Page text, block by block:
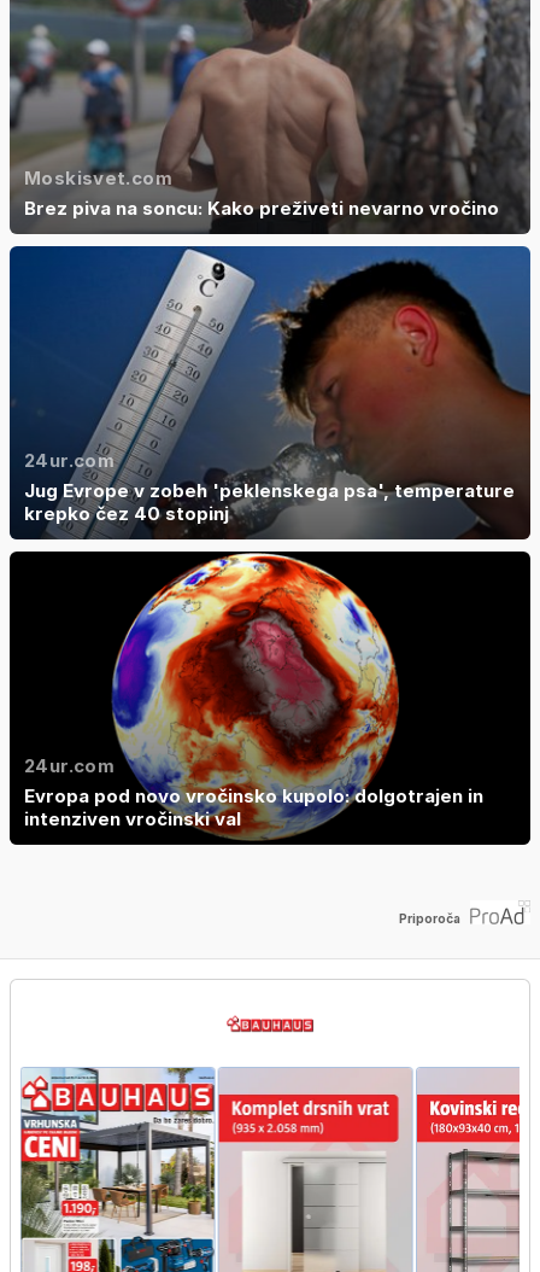
Moskisvet.com
Brez piva na soncu: Kako preživeti nevarno vročino
24ur.com
Jug Evrope v zobeh 'peklenskega psa', temperature
krepko čez 40 stopinj
24ur.com
Evropa pod novo vročinsko kupolo: dolgotrajen in
intenziven vročinski val
Priporoča